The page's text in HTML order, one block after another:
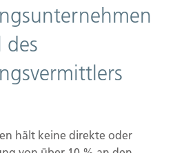
Vertrauen in die
– aber Bürokratie bleibt
Mittelstand hellt sich
des
hält keine direkte oder